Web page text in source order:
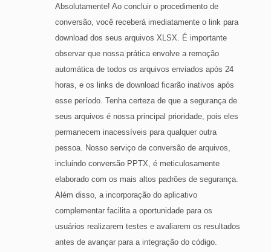
Absolutamente! Ao concluir o procedimento de
conversão, você receberá imediatamente o link para
download dos seus arquivos XLSX. É importante
observar que nossa prática envolve a remoção
automática de todos os arquivos enviados após 24
horas, e os links de download ficarão inativos após
esse período. Tenha certeza de que a segurança de
seus arquivos é nossa principal prioridade, pois eles
permanecem inacessíveis para qualquer outra
pessoa. Nosso serviço de conversão de arquivos,
incluindo conversão PPTX, é meticulosamente
elaborado com os mais altos padrões de segurança.
Além disso, a incorporação do aplicativo
complementar facilita a oportunidade para os
usuários realizarem testes e avaliarem os resultados
antes de avançar para a integração do código.